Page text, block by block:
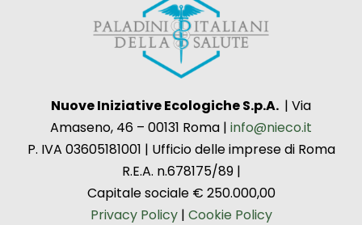
Nuove Iniziative Ecologiche S.p.A. | Via
Amaseno, 46 – 00131 Roma | info@nieco.it
P. IVA 03605181001 | Ufficio delle imprese di Roma
R.E.A. n.678175/89 |
Capitale sociale € 250.000,00
Privacy Policy| Cookie Policy